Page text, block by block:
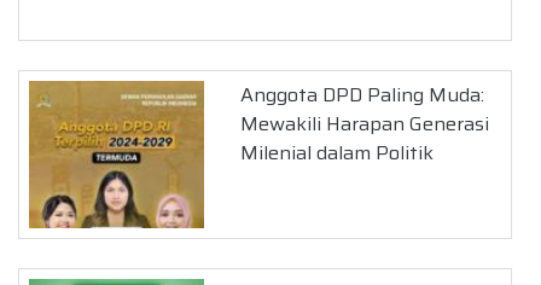
Anggota DPD Paling Muda:
Mewakili Harapan Generasi
Milenial dalam Politik